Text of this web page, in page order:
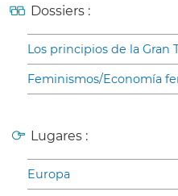
Dossiers :
Los principios de la Gran
Feminismos/Economía
Lugares :
Europa